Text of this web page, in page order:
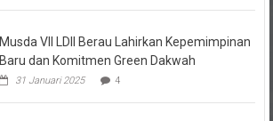
Baru dan Komitmen Green Dakwah
31 Januari 2025 4